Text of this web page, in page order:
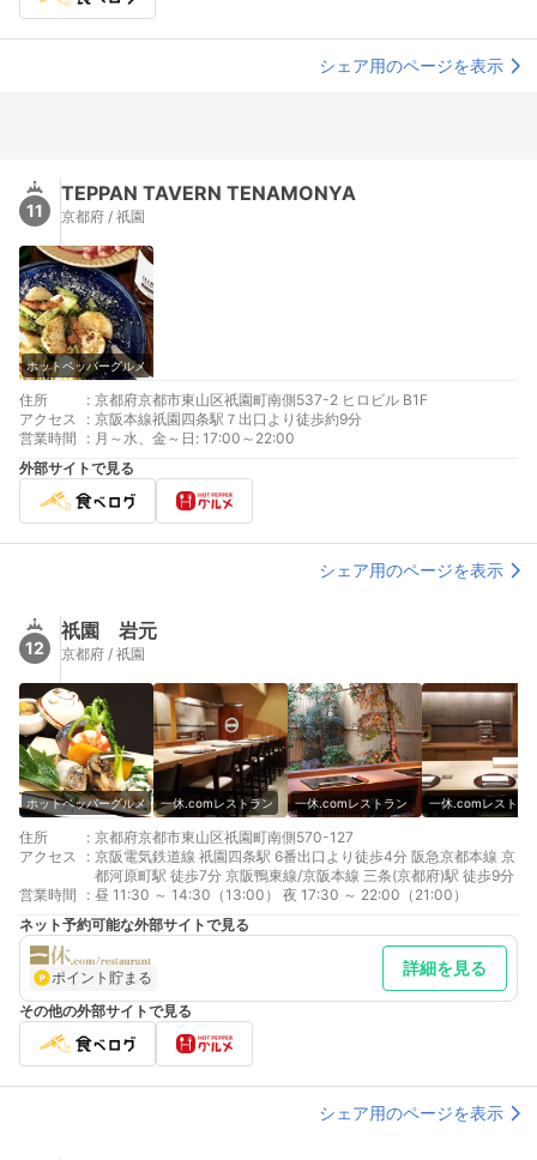
シェア用のページを表示
11
TEPPAN TAVERN TENAMONYA
京都府 / 祇園
ホットペッパーグルメ
住所 : 京都府京都市東山区祇園町南側537-2 ヒロビル B1F
アクセス
: 京阪本線祇園四条駅７出口より徒歩約9分
営業時間
: 月～水、金～日: 17:00～22:00
外部サイトで見る
シェア用のページを表示
12
祇園 岩元
京都府 / 祇園
ホットペッパーグルメ 一休.comレストラン 一休.comレストラン 一休.comレストラ
住所 : 京都府京都市東山区祇園町南側570-127
アクセス
: 京阪電気鉄道線 祇園四条駅 6番出口より徒歩4分 阪急京都本線 京
都河原町駅 徒歩7分 京阪鴨東線/京阪本線 三条(京都府)駅 徒歩9分
営業時間
: 昼 11:30 ～ 14:30（13:00） 夜 17:30 ～ 22:00（21:00）
ネット予約可能な外部サイトで見る
ポイント貯まる 詳細を見る
その他の外部サイトで見る
シェア用のページを表示